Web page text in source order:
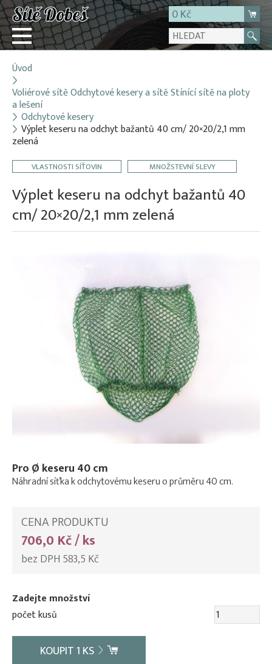
0 Kč
Registrace
E-shop
O firmě
Kontakt
Úvod
Voliérové sítě Odchytové kesery a sítě Stínící sítě na ploty
a lešení
Odchytové kesery
Výplet keseru na odchyt bažantů 40 cm/ 20×20/2,1 mm
zelená
VLASTNOSTI SÍŤOVIN MNOŽSTEVNÍ SLEVY
Výplet keseru na odchyt bažantů 40
cm/ 20×20/2,1 mm zelená
Pro Ø keseru 40 cm
Náhradní síťka k odchytovému keseru o průměru 40 cm.
CENA PRODUKTU
706,0 Kč / ks
bez DPH 583,5 Kč
Zadejte množství
počet kusů
KOUPIT1 KS